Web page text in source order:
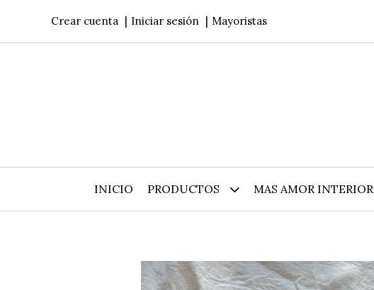
Crear cuenta Iniciar sesión Mayoristas
INICIO PRODUCTOS MAS AMOR INTERIOR